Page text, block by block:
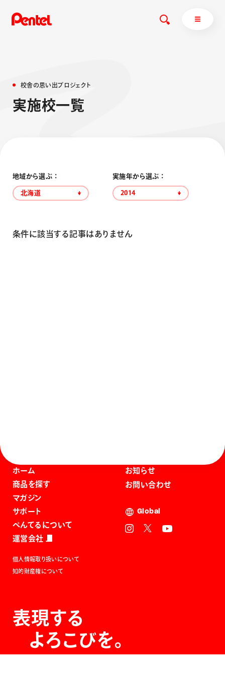
商品を探すトップ
シャープペン
消し具
画材
採用情報
校舎の思い出プ ロ ジェク ト
実施校一覧
地域から選ぶ ：
北海道
実施年から選ぶ ：
2014
条件に該当する記事はありません
ホーム
商品を探す
マガジン
サポート
ぺんてるについて
運営会社
お知らせ
お問い合わせ
Global
個人情報取り扱いについて
知的財産権について
表現する
よろこびを。